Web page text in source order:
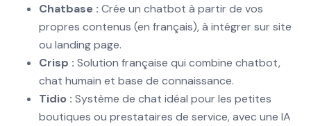
Chatbase : Crée un chatbot à partir de vos
propres contenus (en français), à intégrer sur site
ou landing page.
Crisp : Solution française qui combine chatbot,
chat humain et base de connaissance.
Tidio : Système de chat idéal pour les petites
boutiques ou prestataires de service, avec une IA